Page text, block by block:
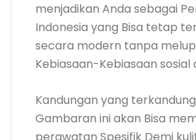
menjadikan Anda sebagai
Indonesia yang Bisa tetap
secara modern tanpa
Kebiasaan-Kebiasaan sosial
Kandungan yang
Gambaran ini akan Bisa